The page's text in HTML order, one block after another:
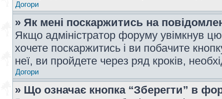
Догори
» Як мені поскаржитись на
Якщо адміністратор форуму увімкнув
хочете поскаржитись і ви побачите
неї, ви пройдете через ряд кроків,
Догори
» Що означає кнопка “Зберегти” в